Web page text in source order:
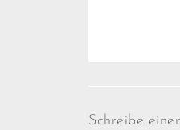
Schreibe